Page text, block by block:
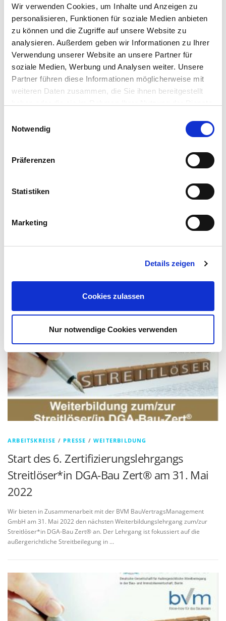
Wir verwenden Cookies, um Inhalte und Anzeigen zu
personalisieren, Funktionen für soziale Medien anbieten
zu können und die Zugriffe auf unsere Website zu
analysieren. Außerdem geben wir Informationen zu Ihrer
Verwendung unserer Website an unsere Partner für
soziale Medien, Werbung und Analysen weiter. Unsere
Partner führen diese Informationen möglicherweise mit
weiteren Daten zusammen, die Sie ihnen bereitgestellt
Cookies, wenn Sie unsere Webseite weiterhin nutzen.
Notwendig
Präferenzen
Statistiken
Marketing
Details zeigen
Cookies zulassen
Nur notwendige Cookies verwenden
Konfliktmanagement und integrative Baukultur beteiligt. Im Jahr 2022 hat
sich der Arbeitskreis …
Ehrenvorsitzenden der DGA-Bau e.V. an
Univ.-Prof. Dr.-Ing. Claus Jürgen Diederichs
Jahren hat die DGA-Bau beim Vorabendtreffen zum 11. Kongress 2022 im
Ehrenvorsitzenden Univ.-Prof. …
ARBEITSKREISE / PRESSE /WEITERBILDUNG
Start des 6. Zertifizierungslehrgangs
Streitlöser*in DGA-Bau Zert® am 31. Mai
2022
Wir bieten in Zusammenarbeit mit der BVM BauVertragsManagement
GmbH am 31. Mai 2022 den nächsten Weiterbildungslehrgang zum/zur
Streitlöser*in DGA-Bau Zert® an. Der Lehrgang ist fokussiert auf die
außergerichtliche Streitbeilegung in …